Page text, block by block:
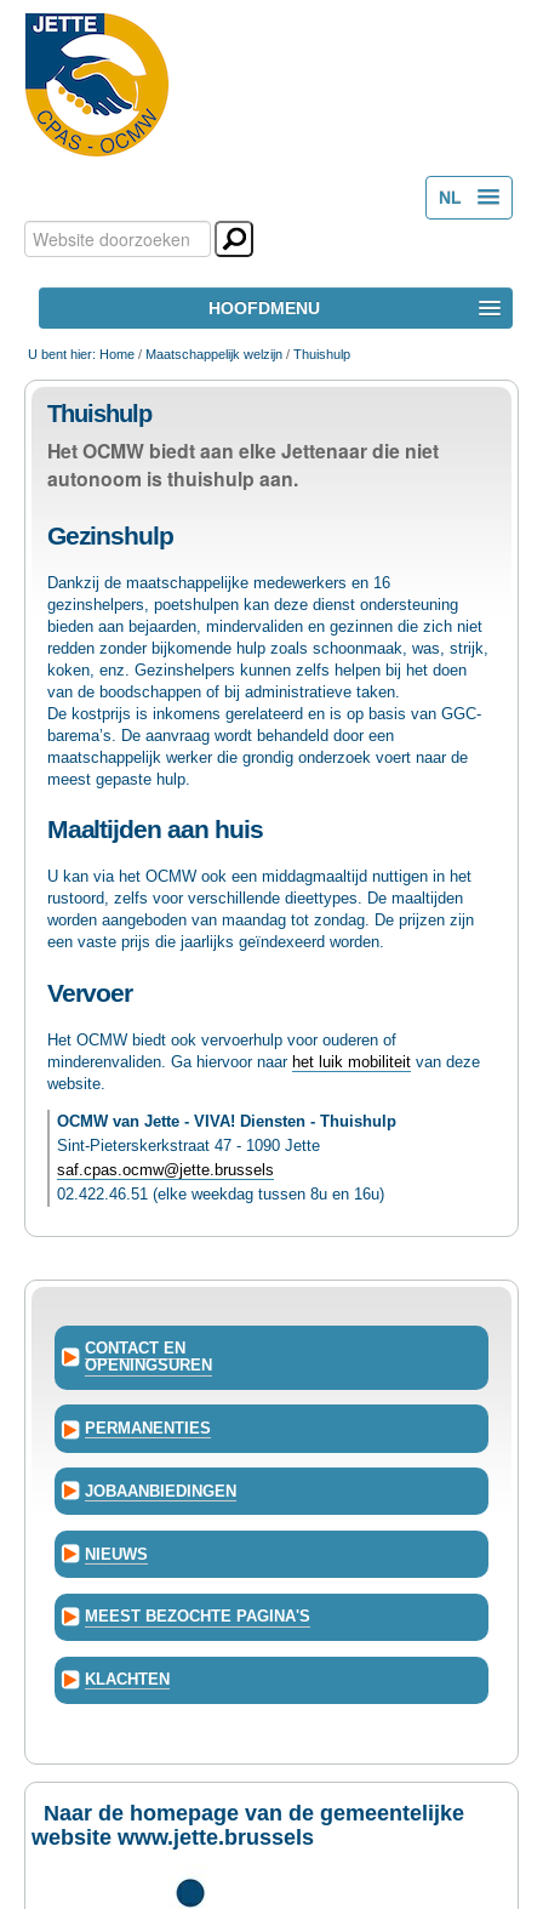
NL
Persoonlijke
hulpmiddelen
Zoek
Geavanceerd
HOOFDMENU
HOME
HET OCMW
MAATSCHAPPELIJK WELZIJN
VOEDSELHULP
SENIOREN
CULTUUR EN JEUGD
U bent hier: Home / Maatschappelijk welzijn / Thuishulp
Thuishulp
Het OCMW biedt aan elke Jettenaar die niet
autonoom is thuishulp aan.
Gezinshulp
Dankzij de maatschappelijke medewerkers en 16
gezinshelpers, poetshulpen kan deze dienst ondersteuning
bieden aan bejaarden, mindervaliden en gezinnen die zich niet
redden zonder bijkomende hulp zoals schoonmaak, was, strijk,
koken, enz. Gezinshelpers kunnen zelfs helpen bij het doen
van de boodschappen of bij administratieve taken.
De kostprijs is inkomens gerelateerd en is op basis van GGC-
barema’s. De aanvraag wordt behandeld door een
maatschappelijk werker die grondig onderzoek voert naar de
meest gepaste hulp.
Maaltijden aan huis
U kan via het OCMW ook een middagmaaltijd nuttigen in het
rustoord, zelfs voor verschillende dieettypes. De maaltijden
worden aangeboden van maandag tot zondag. De prijzen zijn
een vaste prijs die jaarlijks geïndexeerd worden.
Vervoer
Het OCMW biedt ook vervoerhulp voor ouderen of
minderenvaliden. Ga hiervoor naar het luik mobiliteitvan deze
website.
OCMW van Jette - VIVA! Diensten - Thuishulp
Sint-Pieterskerkstraat 47 - 1090 Jette
saf.cpas.ocmw@jette.brussels
02.422.46.51 (elke weekdag tussen 8u en 16u)
CONTACT EN
OPENINGSUREN
PERMANENTIES
JOBAANBIEDINGEN
NIEUWS
MEEST BEZOCHTE PAGINA'S
KLACHTEN
Naar de homepage van de gemeentelijke
website www.jette.brussels